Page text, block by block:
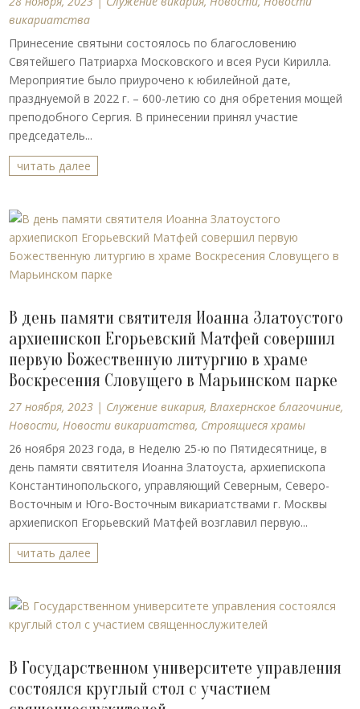
викариатства
Принесение святыни состоялось по благословению
Святейшего Патриарха Московского и всея Руси Кирилла.
Мероприятие было приурочено к юбилейной дате,
празднуемой в 2022 г. – 600-летию со дня обретения мощей
преподобного Сергия. В принесении принял участие
председатель...
читать далее
В день памяти святителя Иоанна Златоустого
архиепископ Егорьевский Матфей совершил
первую Божественную литургию в храме
Воскресения Словущего в Марьинском парке
27 ноября, 2023 | Cлужение викария,Влахернское благочиние,
Новости,Новости викариатства, Строящиеся храмы
26 ноября 2023 года, в Неделю 25-ю по Пятидесятнице, в
день памяти святителя Иоанна Златоуста, архиепископа
Константинопольского, управляющий Северным, Северо-
Восточным и Юго-Восточным викариатствами г. Москвы
архиепископ Егорьевский Матфей возглавил первую...
читать далее
В Государственном университете управления
состоялся круглый стол с участием